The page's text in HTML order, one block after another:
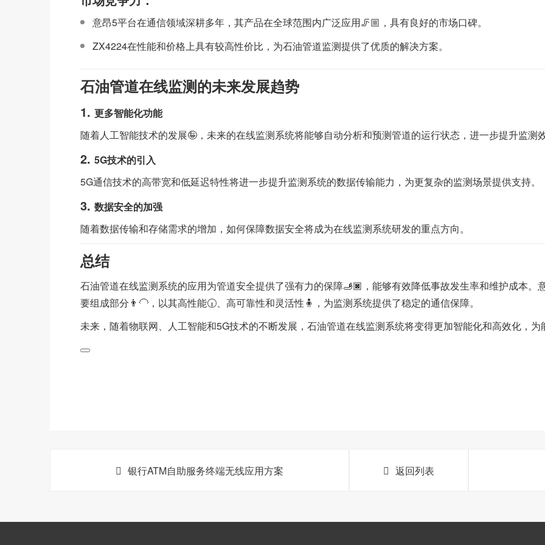
意昂5平台在通信领域深耕多年，其产品在全球范围内广泛应用🦵🏼，具有良好的市场口碑。
ZX4224在性能和价格上具有较高性价比，为石油管道监测提供了优质的解决方案。
石油管道在线监测的未来发展趋势
1. 更多智能化功能
随着人工智能技术的发展🤪，未来的在线监测系统将能够自动分析和预测管道的运行状态，进一步提升监测
2. 5G技术的引入
5G通信技术的高带宽和低延迟特性将进一步提升监测系统的数据传输能力，为更复杂的监测场景提供支持。
3. 数据安全的加强
随着数据传输和存储需求的增加，如何保障数据安全将成为在线监测系统研发的重点方向。
总结
石油管道在线监测系统的应用为管道安全提供了强有力的保障🫸🏿，能够有效降低事故发生率和维护成本
要组成部分👨‍🦲，以其高性能🕡、高可靠性和灵活性🧍，为监测系统提供了稳定的通信保障。
未来，随着物联网、人工智能和5G技术的不断发展，石油管道在线监测系统将变得更加智能化和高效化，
银行ATM自助服务终端无线应用方案 返回列表